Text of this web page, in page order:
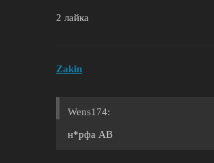
2 лайка
Zakin
Wens174:
н*рфа АВ